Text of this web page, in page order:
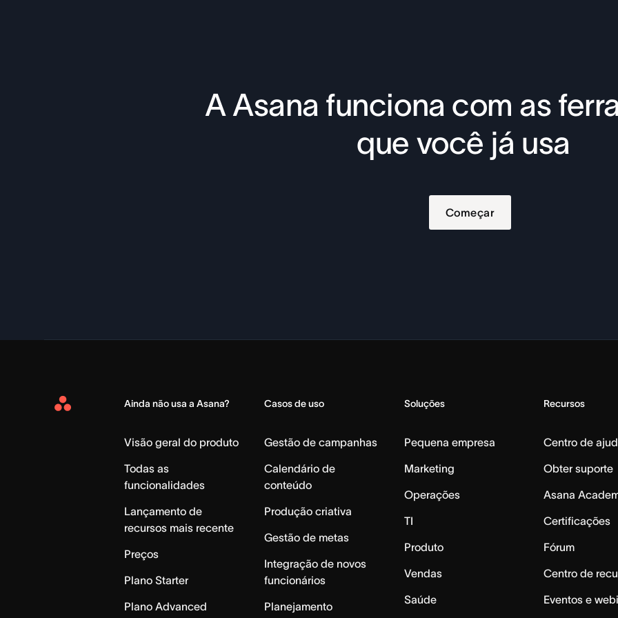
A Asana funciona com as
que você já usa
Começar
Asana
Ainda não usa a Asana?
Visão geral do produto
Todas as
funcionalidades
Lançamento de
recursos mais recente
Preços
Plano Starter
Plano Advanced
Casos de uso
Gestão de campanhas
Calendário de
conteúdo
Produção criativa
Gestão de metas
Integração de novos
funcionários
Planejamento
Soluções
Pequena empresa
Marketing
Operações
TI
Produto
Vendas
Saúde
Recursos
Centro de
Obter suporte
Asana
Certificações
Fórum
Centro de
Eventos e